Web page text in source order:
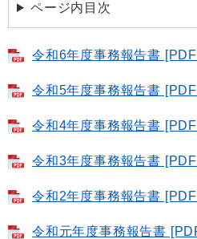
ページ内目次
令和6年度事務報告書
令和5年度事務報告書
令和4年度事務報告書
令和3年度事務報告書
令和2年度事務報告書
令和元年度事務報告書